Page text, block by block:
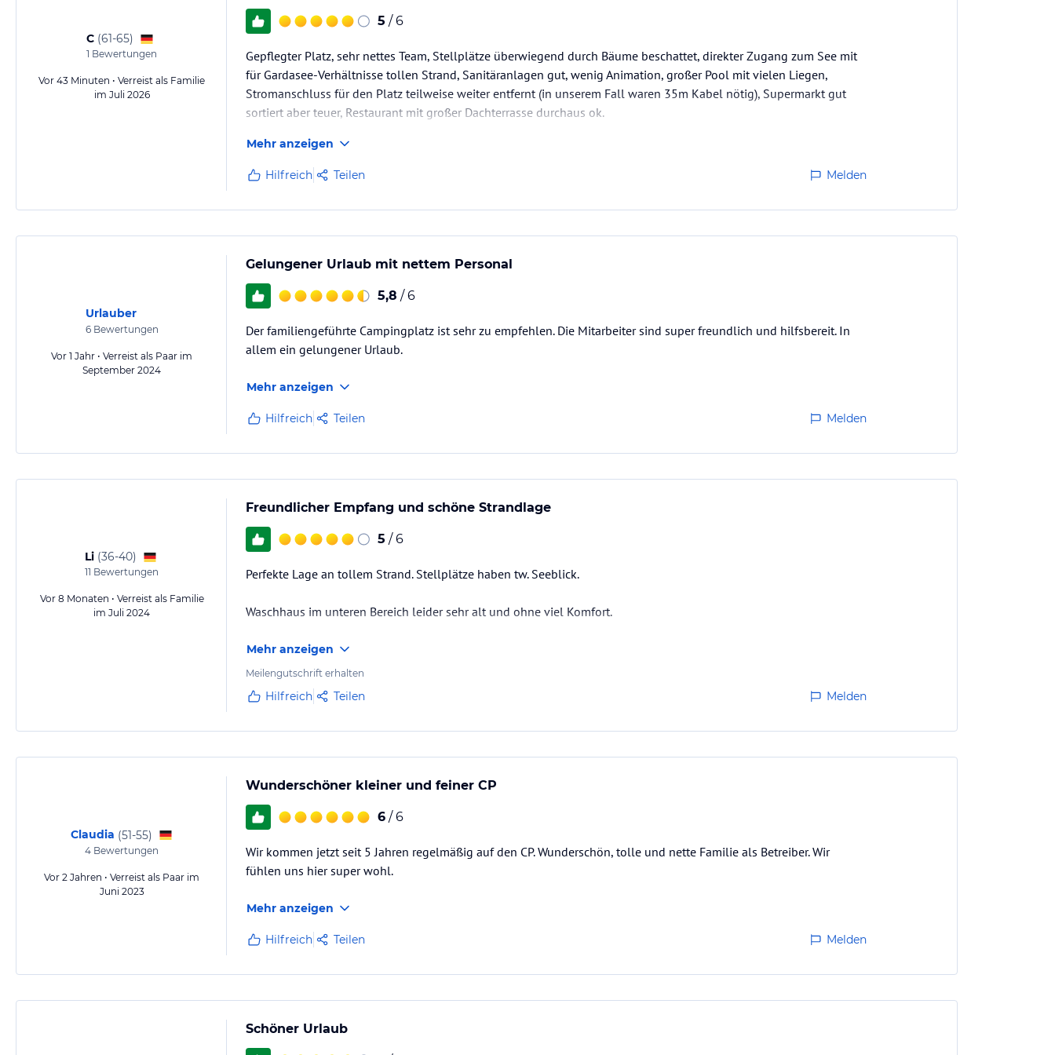
C (61-65)
1 Bewertungen
Vor 43 Minuten • Verreist als Familie
im Juli 2026
5 / 6
Gepflegter Platz, sehr nettes Team, Stellplätze überwiegend durch Bäume beschattet, direkter Zugang zum See mit
für Gardasee-Verhältnisse tollen Strand, Sanitäranlagen gut, wenig Animation, großer Pool mit vielen Liegen,
Stromanschluss für den Platz teilweise weiter entfernt (in unserem Fall waren 35m Kabel nötig), Supermarkt gut
sortiert aber teuer, Restaurant mit großer Dachterrasse durchaus ok.
Mehr anzeigen
Hilfreich Teilen Melden
Urlauber
6Bewertungen
Vor 1 Jahr • Verreist als Paar im
September 2024
Gelungener Urlaub mit nettem Personal
5,8 / 6
Der familiengeführte Campingplatz ist sehr zu empfehlen. Die Mitarbeiter sind super freundlich und hilfsbereit. In
allem ein gelungener Urlaub.
Mehr anzeigen
Hilfreich Teilen Melden
Li (36-40)
11 Bewertungen
Vor 8 Monaten • Verreist als Familie
im Juli 2024
Freundlicher Empfang und schöne Strandlage
5 / 6
Perfekte Lage an tollem Strand. Stellplätze haben tw. Seeblick.
Waschhaus im unteren Bereich leider sehr alt und ohne viel Komfort.
Mehr anzeigen
Meilengutschrift erhalten
Hilfreich Teilen Melden
Claudia (51-55)
4 Bewertungen
Vor 2 Jahren • Verreist als Paar im
Juni 2023
Wunderschöner kleiner und feiner CP
6 / 6
Wir kommen jetzt seit 5 Jahren regelmäßig auf den CP. Wunderschön, tolle und nette Familie als Betreiber. Wir
fühlen uns hier super wohl.
Mehr anzeigen
Hilfreich Teilen Melden
Schöner Urlaub